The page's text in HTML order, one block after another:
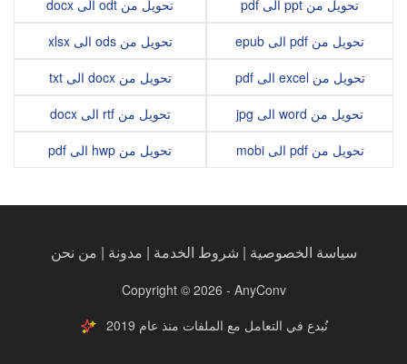
تحويل من ppt الى pdf
تحويل من pdf الى epub
تحويل من excel الى pdf
تحويل من word الى jpg
تحويل من pdf الى mobi
تحويل من odt الى docx
تحويل من ods الى xlsx
تحويل من docx الى txt
تحويل من rtf الى docx
تحويل من hwp الى pdf
سياسة الخصوصية | شروط الخدمة | مدونة | من نحن
Copyright © 2026 - AnyConv
نُبدع في التعامل مع الملفات منذ عام 2019